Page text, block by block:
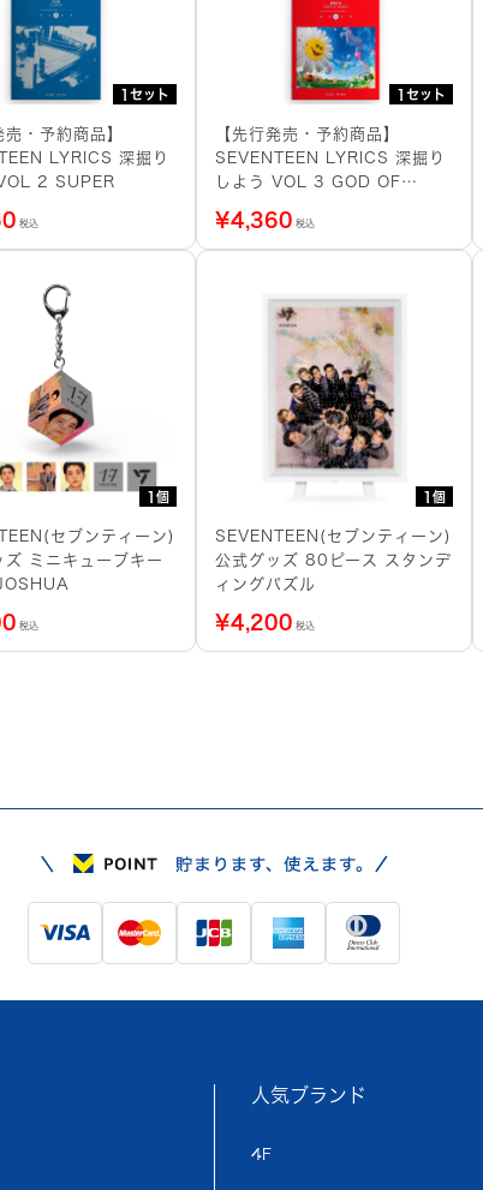
1セット
売・予約商品】
LYRICS 深掘り
しよう VOL 2 SUPER
税込
1セット
【先行発売・予約商品】
SEVENTEEN LYRICS 深掘り
しよう VOL 3 GOD OF
¥4,360 税込
1個
セブンティーン)
ズ ミニキューブキー
ング JOSHUA
税込
1個
SEVENTEEN(セブンティーン)
公式グッズ 80ピース スタンデ
ィングパズル
¥4,200 税込
人気ブランド
4F